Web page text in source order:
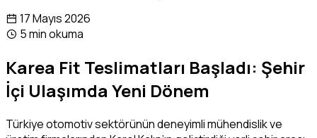
17 Mayıs 2026
5 min okuma
Karea Fit Teslimatları Başladı: Şehir
İçi Ulaşımda Yeni Dönem
Türkiye otomotiv sektörünün deneyimli mühendislik ve